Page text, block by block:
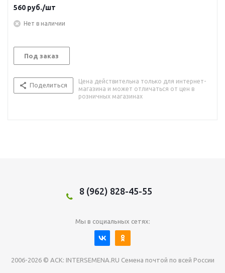
560 руб./шт
Нет в наличии
Под заказ
Поделиться
Цена действительна только для интернет-
магазина и может отличаться от цен в
розничных магазинах
8 (962) 828-45-55
Мы в социальных сетях:
2006-2026 © АСК: INTERSEMENA.RU Семена почтой по всей России